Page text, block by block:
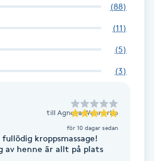
(88)
(11)
(5)
(3)
till Agneta Wennerbo
för 10 dagar sedan
kroppsmassage!
av henne är allt på plats